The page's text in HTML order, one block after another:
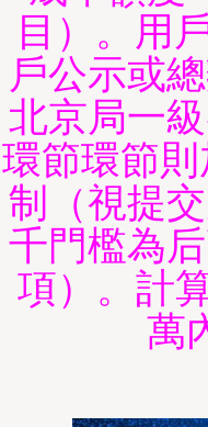
目）。用
戶公示或
北京局一
環節環節
制（視提
千門檻為
項）。計
萬